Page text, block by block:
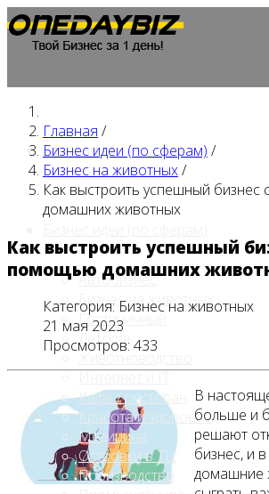
Главная
Автобизнес
Бизнес на животных
Гостиничный
Детские
Животноводство
Кафе / ресторан
Красота и здоровье
Медицина
Островки в ТЦ
Производство
Главная /
Бизнес идеи (по сферам) /
Бизнес на животных/
Как выстроить успешный
домашних животных
Как выстроить успешный
помощью домашних
Категория: Бизнес на животных
21 мая 2023
Просмотров: 433
В
больше и
решают
бизнес, и
домашние